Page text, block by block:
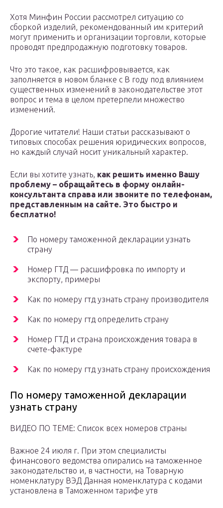
Хотя Минфин России рассмотрел ситуацию со
сборкой изделий, рекомендованный им критерий
могут применить и организации торговли, которые
проводят предпродажную подготовку товаров.
Что это такое, как расшифровывается, как
заполняется в новом бланке с В году под влиянием
существенных изменений в законодательстве этот
вопрос и тема в целом претерпели множество
изменений.
Дорогие читатели! Наши статьи рассказывают о
типовых способах решения юридических вопросов,
но каждый случай носит уникальный характер.
Если вы хотите узнать, как решить именно Вашу
проблему – обращайтесь в форму онлайн-
консультанта справа или звоните по телефонам,
представленным на сайте. Это быстро и
бесплатно!
По номеру таможенной декларации узнать
страну
Номер ГТД — расшифровка по импорту и
экспорту, примеры
Как по номеру гтд узнать страну производителя
Как по номеру гтд определить страну
Номер ГТД и страна происхождения товара в
счете-фактуре
Как по номеру гтд узнать страну происхождения
По номеру таможенной декларации
узнать страну
ВИДЕО ПО ТЕМЕ: Список всех номеров страны
Важное 24 июля г. При этом специалисты
финансового ведомства опирались на таможенное
законодательство и, в частности, на Товарную
номенклатуру ВЭД Данная номенклатура с кодами
установлена в Таможенном тарифе утв